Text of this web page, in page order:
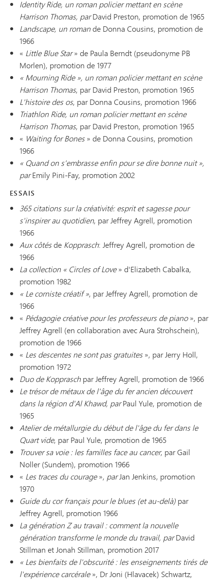
Identity Ride, un roman policier mettant en scène
Harrison Thomas, parDavid Preston, promotion de 1965
Landscape, un romande Donna Cousins, promotion de
1966
« Little Blue Star» de Paula Berndt (pseudonyme PB
Morlen), promotion de 1977
« Mourning Ride », un roman policier mettant en scène
Harrison Thomas, par David Preston, promotion 1965
L'histoire des os, par Donna Cousins, promotion 1966
Triathlon Ride, un roman policier mettant en scène
Harrison Thomas, par David Preston, promotion 1965
« Waiting for Bones» de Donna Cousins, promotion
1966
« Quand on s'embrasse enfin pour se dire bonne nuit »,
parEmily Pini-Fay, promotion 2002
ESSAIS
365 citations sur la créativité: esprit et sagesse pour
s'inspirer au quotidien, par Jeffrey Agrell, promotion
1966
Aux côtésde Kopprasch: Jeffrey Agrell, promotion de
1966
La collection « Circles of Love» d'Elizabeth Cabalka,
promotion 1982
« Le corniste créatif », par Jeffrey Agrell, promotion de
1966
« Pédagogie créative pour les professeurs de piano», par
Jeffrey Agrell (en collaboration avec Aura Strohschein),
promotion de 1966
« Les descentes ne sont pas gratuites», par Jerry Holl,
promotion 1972
Duo de Kopprasch par Jeffrey Agrell, promotion de 1966
Le trésor de métaux de l'âge du fer ancien découvert
dans la région d'Al Khawd, parPaul Yule, promotion de
1965
Atelier de métallurgie du début de l'âge du fer dans le
Quart vide, par Paul Yule, promotion de 1965
Trouver sa voie : les familles face au cancer, par Gail
Noller (Sundem), promotion 1966
« Les traces du courage», parJan Jenkins, promotion
1970
Guide du cor français pour le blues (et au-delà) par
Jeffrey Agrell, promotion 1966
La génération Z au travail : comment la nouvelle
génération transforme le monde du travail, parDavid
Stillman et Jonah Stillman, promotion 2017
« Les bienfaits de l'obscurité : les enseignements tirés de
l'expérience carcérale», Dr Joni (Hlavacek) Schwartz,